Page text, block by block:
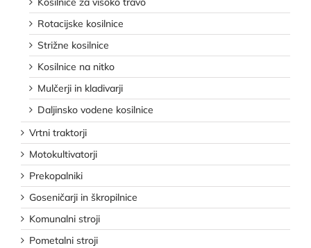
Rotacijske kosilnice
Strižne kosilnice
Kosilnice na nitko
Mulčerji in kladivarji
Daljinsko vodene kosilnice
Vrtni traktorji
Motokultivatorji
Prekopalniki
Goseničarji in škropilnice
Komunalni stroji
Pometalni stroji